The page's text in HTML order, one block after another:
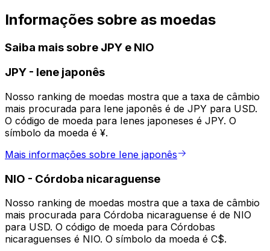
Informações sobre as moedas
Saiba mais sobre JPY e NIO
JPY - Iene japonês
Nosso ranking de moedas mostra que a taxa de câmbio
mais procurada para Iene japonês é de JPY para USD.
O código de moeda para Ienes japoneses é JPY. O
símbolo da moeda é ¥.
Mais informações sobre Iene japonês
NIO - Córdoba nicaraguense
Nosso ranking de moedas mostra que a taxa de câmbio
mais procurada para Córdoba nicaraguense é de NIO
para USD. O código de moeda para Córdobas
nicaraguenses é NIO. O símbolo da moeda é C$.